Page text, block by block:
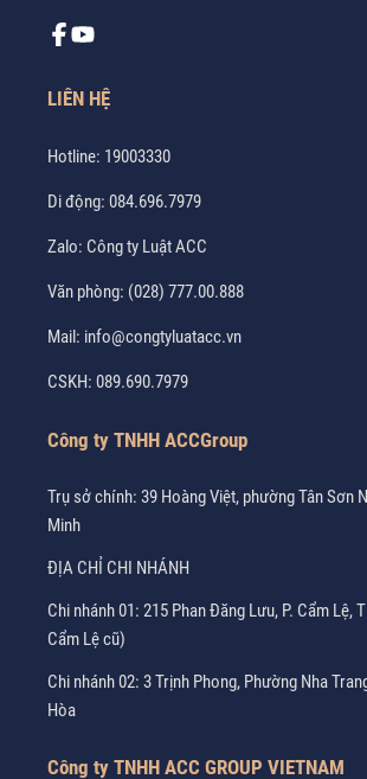
LIÊN HỆ
Hotline: 19003330
Di động: 084.696.7979
Zalo: Công ty Luật ACC
Văn phòng: (028) 777.00.888
Mail: info@congtyluatacc.vn
CSKH: 089.690.7979
Công ty TNHH ACCGroup
Trụ sở chính: 39 Hoàng Việt, phường Tân Sơn
Minh
ĐỊA CHỈ CHI NHÁNH
Chi nhánh 01: 215 Phan Đăng Lưu, P. Cẩm Lệ,
Cẩm Lệ cũ)
Chi nhánh 02: 3 Trịnh Phong, Phường Nha
Hòa
Công ty TNHH ACC GROUP VIETNAM